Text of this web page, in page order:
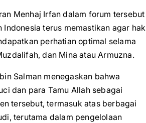
Menhaj Irfan dalam forum tersebut
terus memastikan agar hak
perhatian optimal selama
dan Mina atau Armuzna.
Salman menegaskan bahwa
dan para Tamu Allah sebagai
tersebut, termasuk atas berbagai
terutama dalam pengelolaan